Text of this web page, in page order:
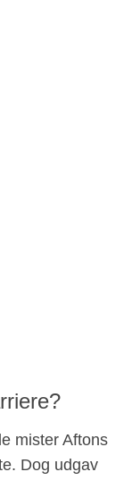
mister Aftons
Dog udgav